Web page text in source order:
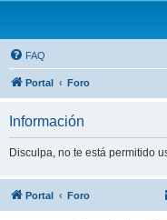
FAQ
Portal Foro
Información
Disculpa, no te está permitido
Portal Foro